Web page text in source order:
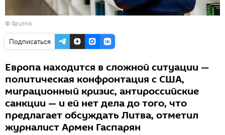
© Sputnik
Подписаться
Европа находится в сложной ситуации —
политическая конфронтация с США,
миграционный кризис, антироссийские
санкции — и ей нет дела до того, что
предлагает обсуждать Литва, отметил
журналист Армен Гаспарян